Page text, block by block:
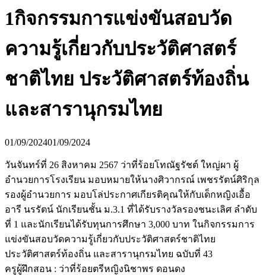
1กิจกรรมการแข่งขันสอบวัด
ความรู้เกี่ยวกับประวัติศาสตร์
ชาติไทย ประวัติศาสตร์ท้องถิ่น
และสารานุกรมไทย
01/09/202401/09/2024
วันจันทร์ที่ 26 สิงหาคม 2567 ว่าที่ร้อยโทณัฐรัชต์ ใหญ่ผา ผู้
อำนวยการโรงเรียน มอบหมายให้นางศิวากรณ์ เพชรรัตน์ศิริกุล
รองผู้อำนวยการ มอบโล่ประกาศเกียรติคุณให้กับเด็กหญิงเอื้อ
อารี นรรัตน์ นักเรียนชั้น ม.3.1 ที่ได้รับรางวัลรองชนะเลิศ ลำดับ
ที่ 1 และนักเรียนได้รับทุนการศึกษา 3,000 บาท ในกิจกรรมการ
แข่งขันสอบวัดความรู้เกี่ยวกับประวัติศาสตร์ชาติไทย
ประวัติศาสตร์ท้องถิ่น และสารานุกรมไทย ฉบับที่ 43
ครูผู้ฝึกสอน : ว่าที่ร้อยตรีหญิงนิชาพร ดอนดง